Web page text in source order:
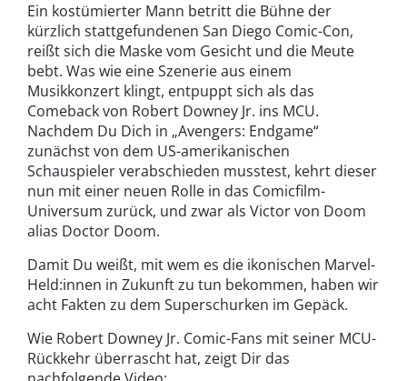
Ein kostümierter Mann betritt die Bühne der
kürzlich stattgefundenen San Diego Comic-Con,
reißt sich die Maske vom Gesicht und die Meute
bebt. Was wie eine Szenerie aus einem
Musikkonzert klingt, entpuppt sich als das
Comeback von Robert Downey Jr. ins MCU.
Nachdem Du Dich in „Avengers: Endgame“
zunächst von dem US-amerikanischen
Schauspieler verabschieden musstest, kehrt dieser
nun mit einer neuen Rolle in das Comicfilm-
Universum zurück, und zwar als Victor von Doom
alias Doctor Doom.
Damit Du weißt, mit wem es die ikonischen Marvel-
Held:innen in Zukunft zu tun bekommen, haben wir
acht Fakten zu dem Superschurken im Gepäck.
Wie Robert Downey Jr. Comic-Fans mit seiner MCU-
Rückkehr überrascht hat, zeigt Dir das